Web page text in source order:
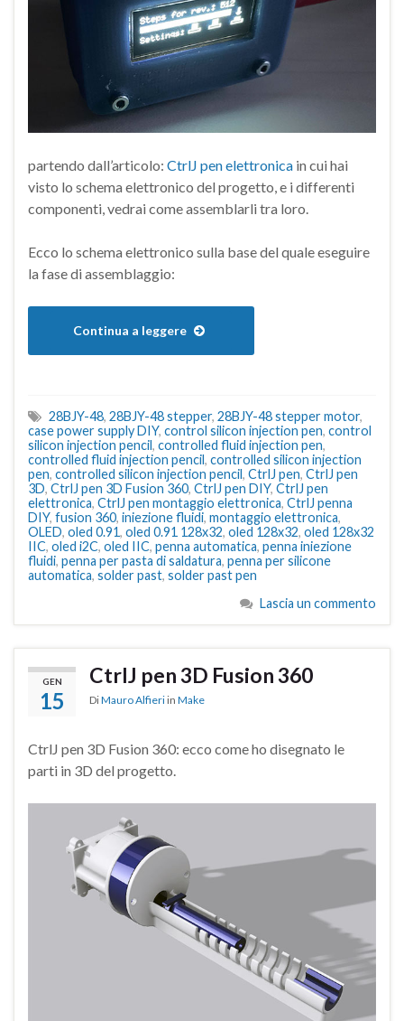
partendo dall’articolo: CtrlJ pen elettronica in cui hai
visto lo schema elettronico del progetto, e i differenti
componenti, vedrai come assemblarli tra loro.
Ecco lo schema elettronico sulla base del quale eseguire
la fase di assemblaggio:
Continua a leggere
28BJY-48, 28BJY-48 stepper, 28BJY-48 stepper motor,
case power supply DIY, control silicon injection pen, control
silicon injection pencil, controlled fluid injection pen,
controlled fluid injection pencil, controlled silicon injection
pen, controlled silicon injection pencil, CtrlJ pen, CtrlJ pen
3D, CtrlJ pen 3D Fusion 360, CtrlJ pen DIY, CtrlJ pen
elettronica, CtrlJ pen montaggio elettronica, CtrlJ penna
DIY, fusion 360, iniezione fluidi, montaggio elettronica,
OLED, oled 0.91, oled 0.91 128x32, oled 128x32, oled 128x32
IIC, oled i2C, oled IIC, penna automatica, penna iniezione
fluidi, penna per pasta di saldatura, penna per silicone
automatica, solder past, solder past pen
Lascia un commento
GEN
15
CtrlJ pen 3D Fusion 360
DiMauro Alfieri in Make
CtrlJ pen 3D Fusion 360: ecco come ho disegnato le
parti in 3D del progetto.